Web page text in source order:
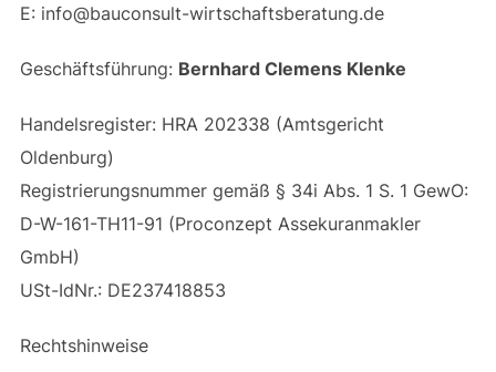
E: info@bauconsult-wirtschaftsberatung.de
Geschäftsführung: Bernhard Clemens Klenke
Handelsregister: HRA 202338 (Amtsgericht
Oldenburg)
Registrierungsnummer gemäß § 34i Abs. 1 S. 1 GewO:
D-W-161-TH11-91 (Proconzept Assekuranmakler
GmbH)
USt-IdNr.: DE237418853
Rechtshinweise